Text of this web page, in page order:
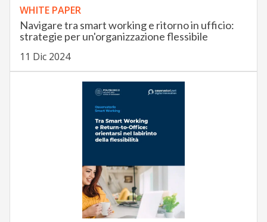
WHITE PAPER
Navigare tra smart working e ritorno in ufficio:
strategie per un'organizzazione flessibile
11 Dic 2024